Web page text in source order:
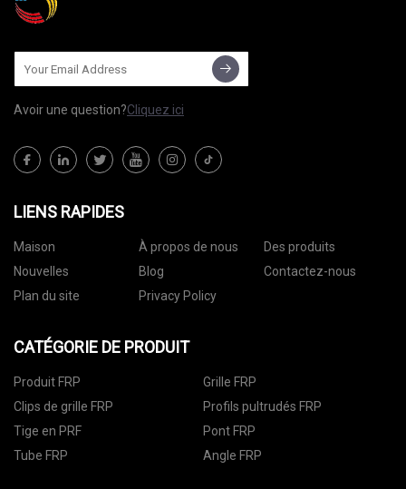
Avoir une question?Cliquez ici
LIENS RAPIDES
Maison À propos de nous
Des produits
Nouvelles
Blog
Contactez-nous
Plan du site
Privacy Policy
CATÉGORIE DE PRODUIT
Produit FRP
Grille FRP
Clips de grille FRP
Profils pultrudés FRP
Tige en PRF
Pont FRP
Tube FRP
Angle FRP